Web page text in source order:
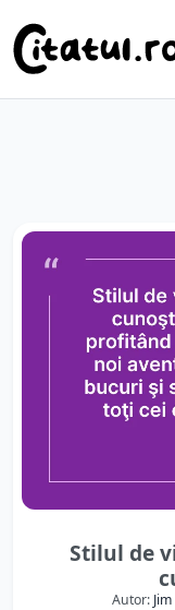
Stilul de
Autor: